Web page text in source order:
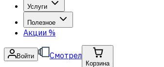
Услуги
Полезное
Акции %
Войти Смотрел
Корзина